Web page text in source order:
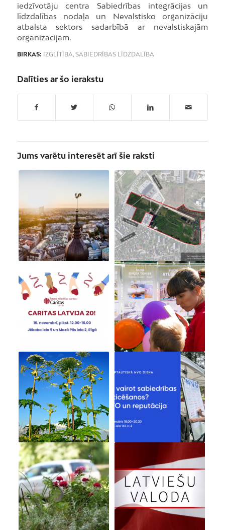
iedzīvotāju centra Sabiedrības integrācijas un
līdzdalības nodaļa un Nevalstisko organizāciju
atbalsta sektors sadarbībā ar nevalstiskajām
organizācijām.
BIRKAS: IZGLĪTĪBA, SABIEDRĪBAS LĪDZDALĪBA
Dalīties ar šo ierakstu
Jums varētu interesēt arī šie raksti